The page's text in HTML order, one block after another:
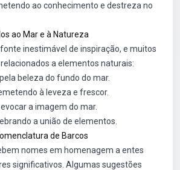
ao conhecimento e destreza no
ao Mar e à Natureza
inestimável de inspiração, e muitos
a elementos naturais:
beleza do fundo do mar.
à leveza e frescor.
evocar a imagem do mar.
a união de elementos.
de Barcos
nomes em homenagem a entes
significativos. Algumas sugestões